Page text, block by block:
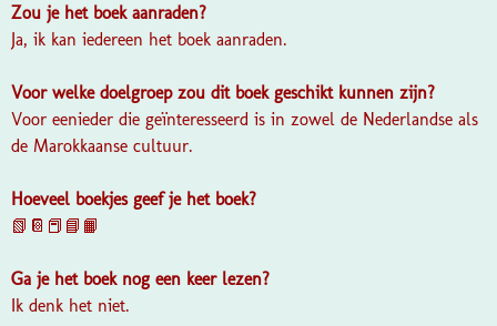
Zou je het boek aanraden?
Ja, ik kan iedereen het boek aanraden.
Voor welke doelgroep zou dit boek geschikt kunnen zijn?
Voor eenieder die geïnteresseerd is in zowel de Nederlandse als
de Marokkaanse cultuur.
Hoeveel boekjes geef je het boek?
📗📔📕📘📙
Ga je het boek nog een keer lezen?
Ik denk het niet.